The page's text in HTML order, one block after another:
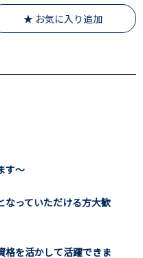
★ お気に入り追加
す～
いただける方大歓
かして活躍できま